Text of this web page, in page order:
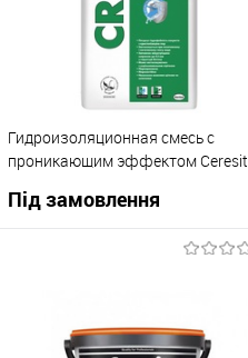
Гидроизоляционная смесь с
проникающим эффектом Ceresit
Під замовлення
Купити в 1 клік
До
порівняння